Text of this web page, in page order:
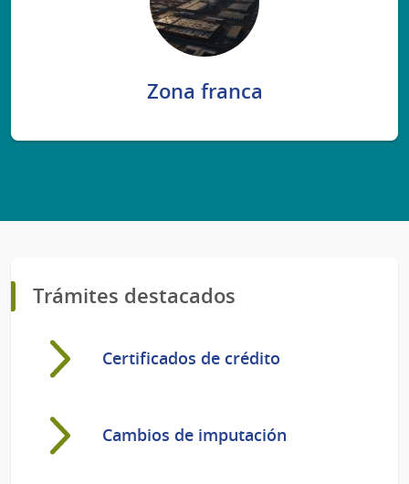
Zona franca
Trámites destacados
Certificados de crédito
Cambios de imputación